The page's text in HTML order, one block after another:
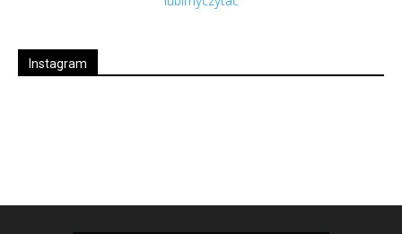
Instagram